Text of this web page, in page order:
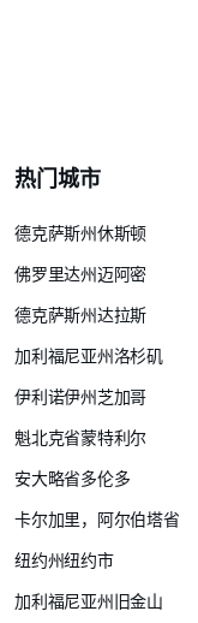
热门城市
德克萨斯州休斯顿
佛罗里达州迈阿密
德克萨斯州达拉斯
加利福尼亚州洛杉矶
伊利诺伊州芝加哥
魁北克省蒙特利尔
安大略省多伦多
卡尔加里，阿尔伯塔省
纽约州纽约市
加利福尼亚州旧金山